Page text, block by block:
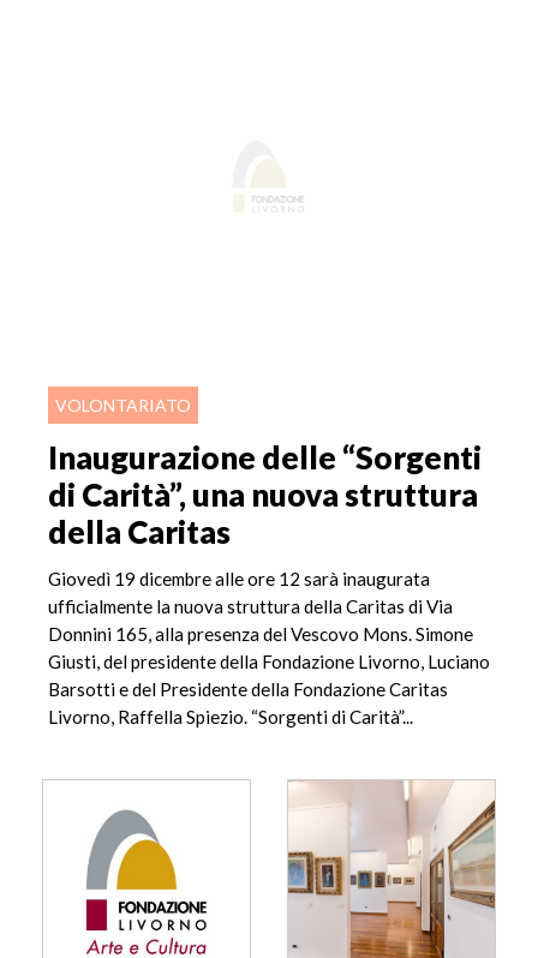
VOLONTARIATO
Inaugurazione delle “Sorgenti
di Carità”, una nuova struttura
della Caritas
Giovedì 19 dicembre alle ore 12 sarà inaugurata
ufficialmente la nuova struttura della Caritas di Via
Donnini 165, alla presenza del Vescovo Mons. Simone
Giusti, del presidente della Fondazione Livorno, Luciano
Barsotti e del Presidente della Fondazione Caritas
Livorno, Raffella Spiezio. “Sorgenti di Carità”...